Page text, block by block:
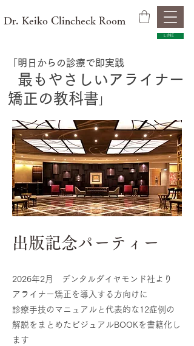
Dr. Keiko Clincheck Room
LINE
「明日からの診療で即実践
最もやさしいアライナー
矯正の教科書
​出版記念パーティー
2026年2月 デンタルダイヤモンド社より
アライナー矯正を導入する方向けに
診療手技のマニュアルと代表的な12症例の
解説をまとめたビジュアルBOOKを書籍化し
ます